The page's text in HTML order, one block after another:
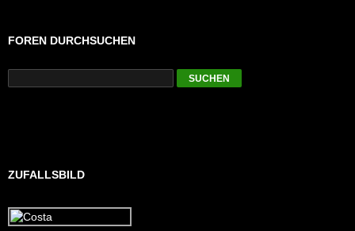
FOREN DURCHSUCHEN
ZUFALLSBILD